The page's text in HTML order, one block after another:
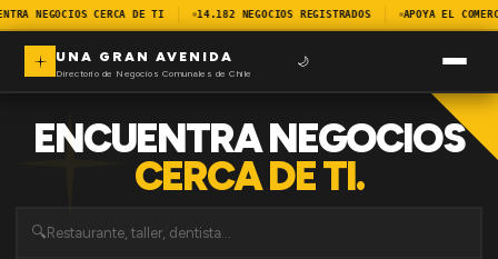
NEGOCIOS CERCA DE TI 14.182 NEGOCIOS REGISTRADOS APOYA EL
UNA GRAN AVENIDA
Directorio de Negocios Comunales de Chile
🌙
ENCUENTRA NEGOCIOS
CERCA DE TI.
🔍